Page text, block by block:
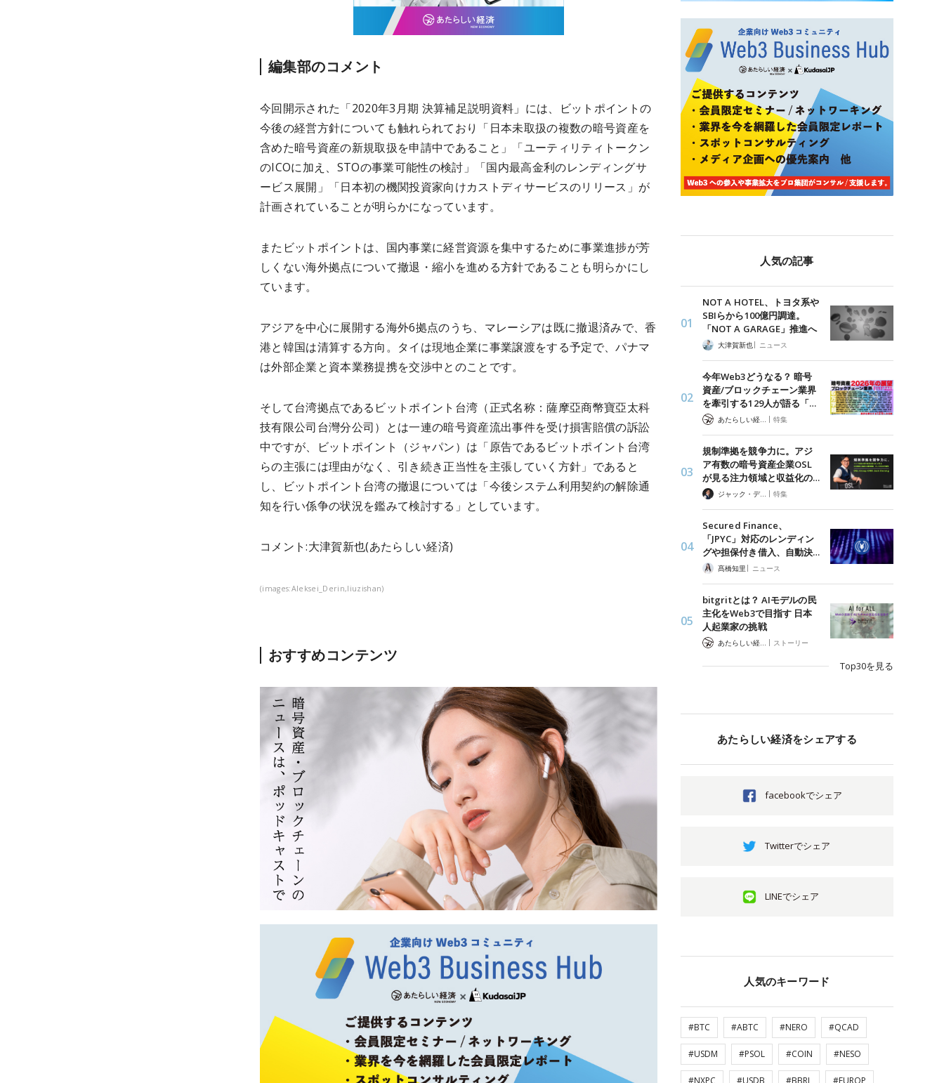
編集部のコメント
今回開示された「2020年3月期 決算補足説明資料」には、ビットポイントの
今後の経営方針についても触れられており「日本未取扱の複数の暗号資産を
含めた暗号資産の新規取扱を申請中であること」「ユーティリティトークン
のICOに加え、STOの事業可能性の検討」「国内最高金利のレンディングサ
ービス展開」「日本初の機関投資家向けカストディサービスのリリース」が
計画されていることが明らかになっています。
またビットポイントは、国内事業に経営資源を集中するために事業進捗が芳
しくない海外拠点について撤退・縮小を進める方針であることも明らかにし
ています。
アジアを中心に展開する海外6拠点のうち、マレーシアは既に撤退済みで、香
港と韓国は清算する方向。タイは現地企業に事業譲渡をする予定で、パナマ
は外部企業と資本業務提携を交渉中とのことです。
そして台湾拠点であるビットポイント台湾（正式名称：薩摩亞商幣寶亞太科
技有限公司台灣分公司）とは一連の暗号資産流出事件を受け損害賠償の訴訟
中ですが、ビットポイント（ジャパン）は「原告であるビットポイント台湾
らの主張には理由がなく、引き続き正当性を主張していく方針」であると
し、ビットポイント台湾の撤退については「今後システム利用契約の解除通
知を行い係争の状況を鑑みて検討する」としています。
コメント:大津賀新也(あたらしい経済)
(images:Aleksei_Derin,liuzishan)
おすすめコンテンツ
人気の記事
NOT A HOTEL、トヨタ系や
SBIらから100億円調達。
「NOT A GARAGE」推進へ
大津賀新也| ニュース
今年Web3どうなる？ 暗号
資産/ブロックチェーン業界
を牽引する129人が語る「…
| 特集
規制準拠を競争力に。アジ
ア有数の暗号資産企業OSL
が見る注力領域と収益化の…
ジャック・デロン（Jack Derong） | 特集
Secured Finance、
「JPYC」対応のレンディン
グや担保付き借入、自動決…
髙橋知里 | ニュース
bitgritとは？ AIモデルの民
主化をWeb3で目指す 日本
人起業家の挑戦
| ストーリー
Top30を見る
あたらしい経済をシェアする
facebookでシェア
Twitterでシェア
LINEでシェア
人気のキーワード
#BTC #ABTC #NERO #QCAD
#USDM #PSOL #COIN #NESO
#NXPC #USDB #BBRL #EUROP